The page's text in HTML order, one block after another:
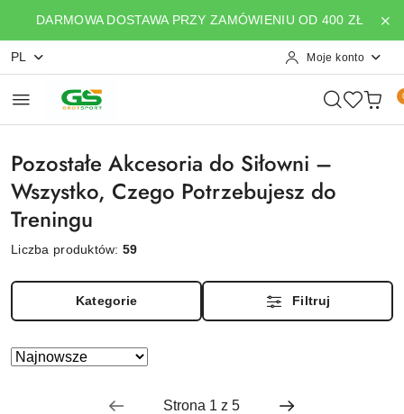
Przejdź do treści głównej
Przejdź do wyszukiwarki
Przejdź do moje konto
Przejdź do menu głównego
Przejdź do stopki
DARMOWA DOSTAWA PRZY ZAMÓWIENIU OD 400 ZŁ
PL Moje konto
Pozostałe Akcesoria do Siłowni –
Wszystko, Czego Potrzebujesz do
Treningu
Liczba produktów:59
Kategorie Filtruj
Zastosowano
Sortuj